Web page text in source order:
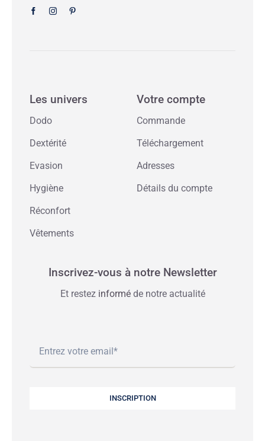
Les univers
Dodo
Dextérité
Evasion
Hygiène
Réconfort
Vêtements
Votre compte
Commande
Téléchargement
Adresses
Détails du compte
Inscrivez-vous à notre Newsletter
Et restez informéde notre actualité
INSCRIPTION